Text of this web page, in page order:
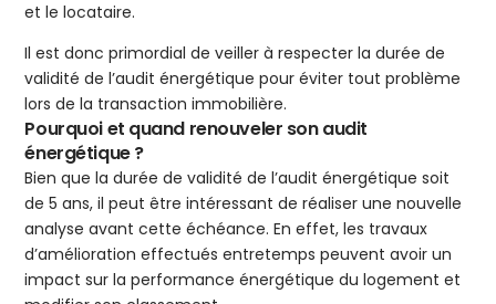
et le locataire.
Il est donc primordial de veiller à respecter la durée de
validité de l’audit énergétique pour éviter tout problème
lors de la transaction immobilière.
Pourquoi et quand renouveler son audit
énergétique ?
Bien que la durée de validité de l’audit énergétique soit
de 5 ans, il peut être intéressant de réaliser une nouvelle
analyse avant cette échéance. En effet, les travaux
d’amélioration effectués entretemps peuvent avoir un
impact sur la performance énergétique du logement et